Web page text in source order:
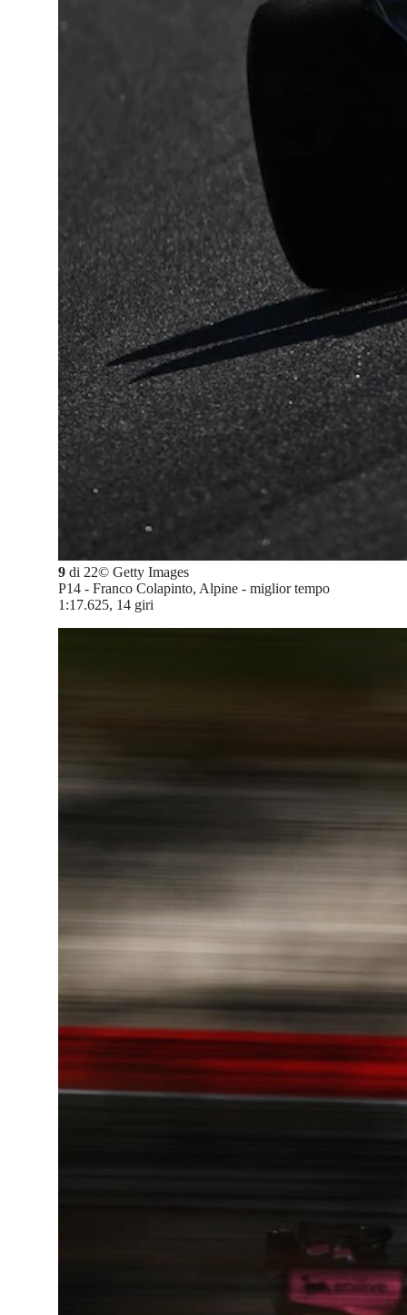
9 di 22© Getty Images
P14 - Franco Colapinto, Alpine - miglior tempo
1:17.625, 14 giri